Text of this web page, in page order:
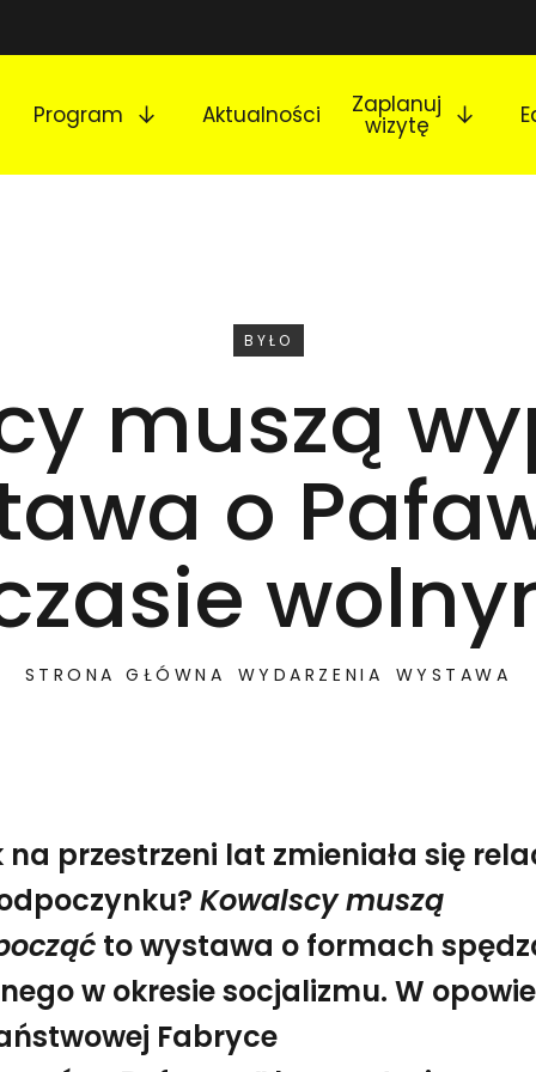
Program Aktualności Zaplanuj
wizytę
WYDARZENIE
BYŁO
muszą
o
STRONA GŁÓWNA WYDARZENIA WYSTAWA
do odpoczynku? Kowalscy muszą wypocząć to
muszą wypocząć. Wystawa o Pafawagu i
na przestrzeni lat zmieniała się
Kowalscy muszą
to wystawa o formach
w okresie socjalizmu. W
Fabryce